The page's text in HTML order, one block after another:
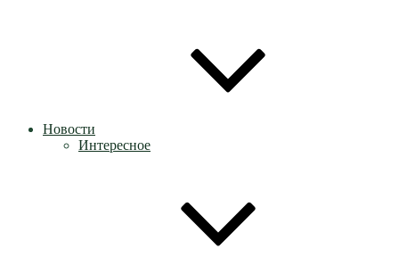
Новости
Интересное